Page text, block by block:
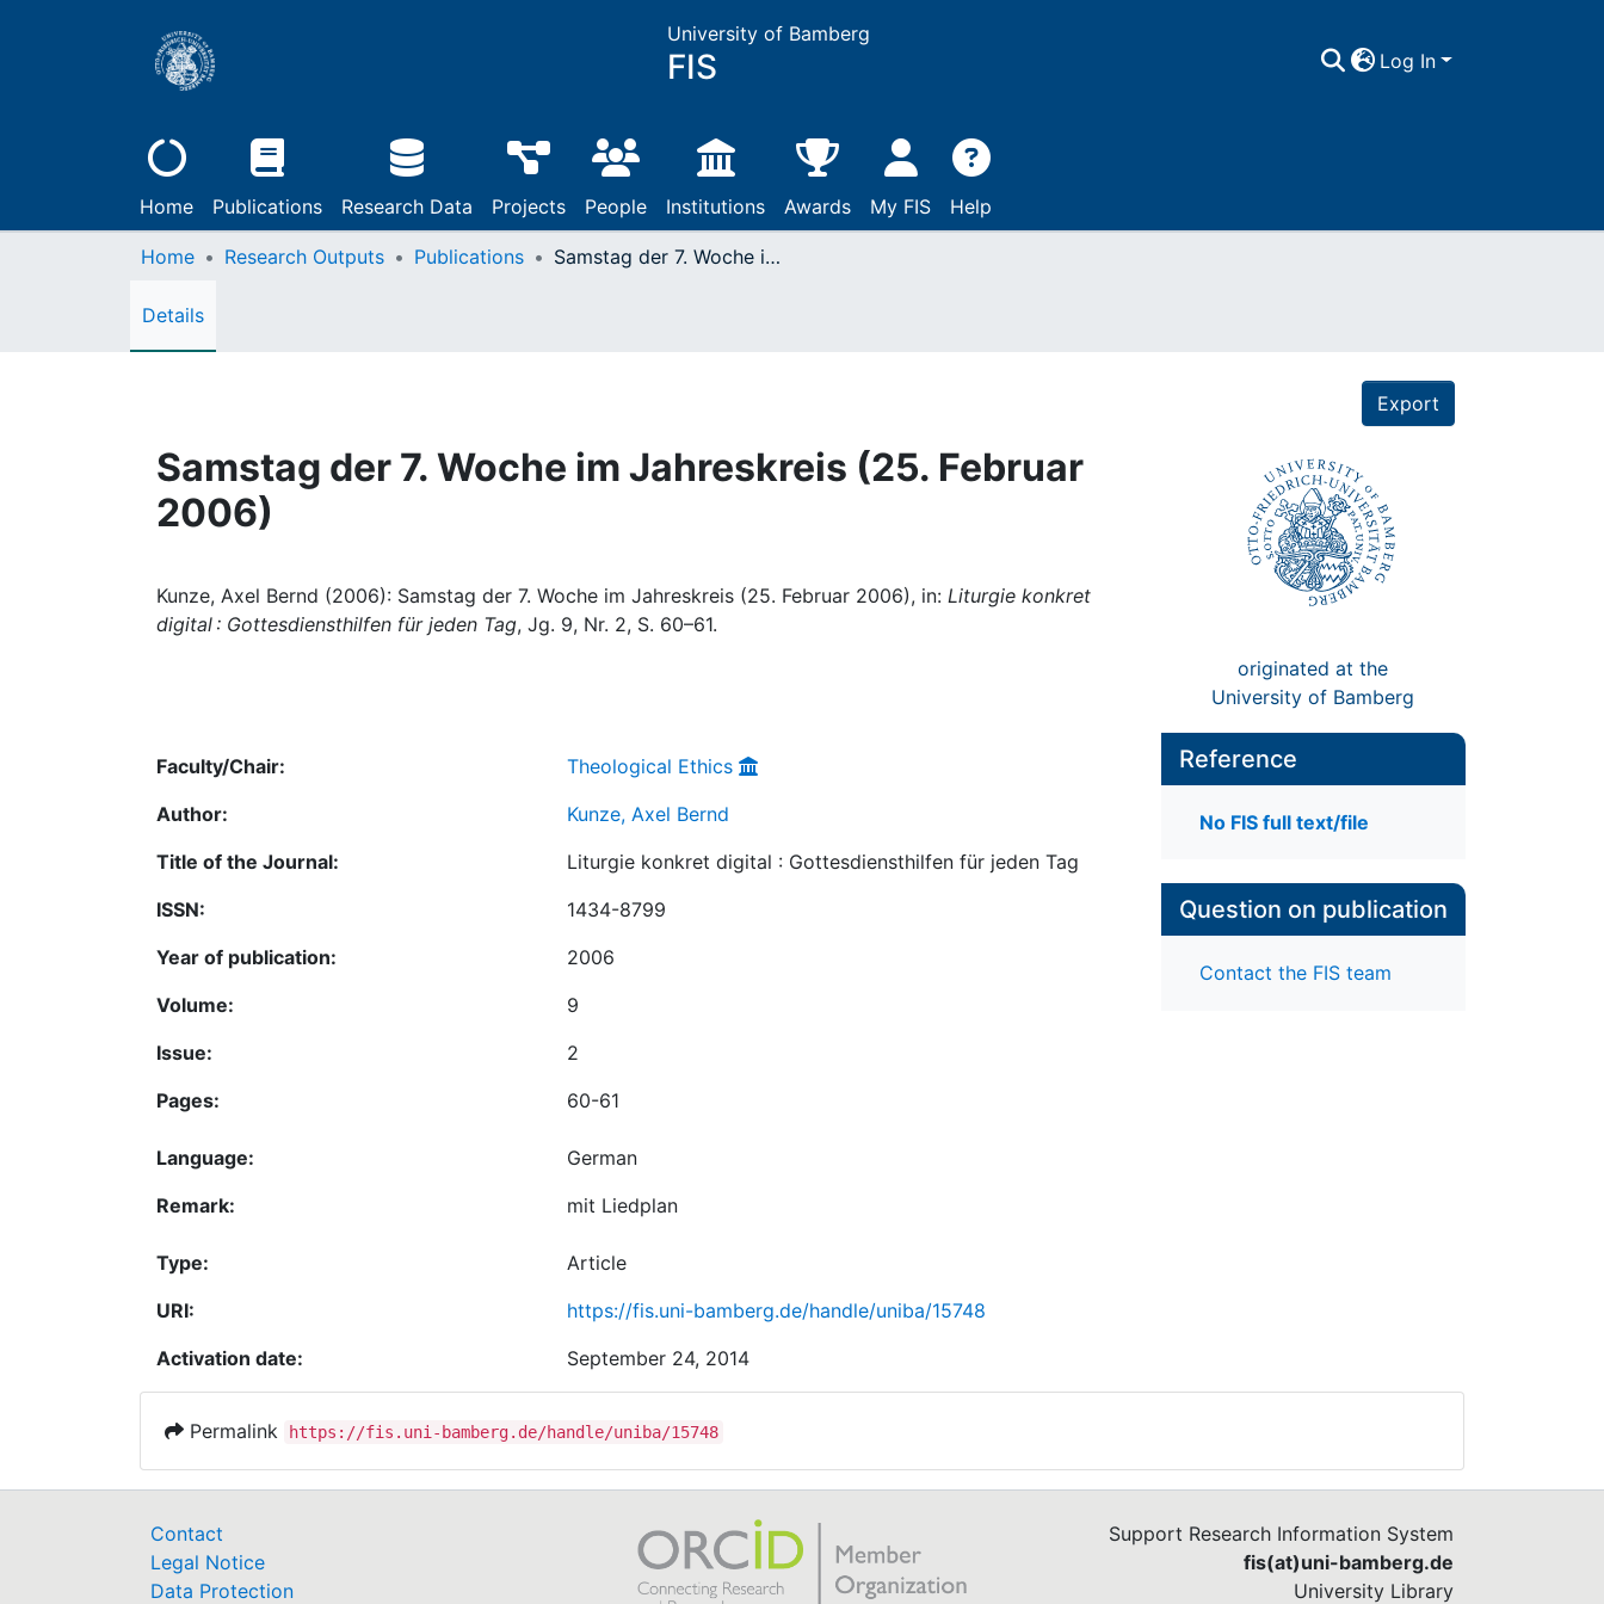
University of Bamberg
FIS Log In
Home Publications Research Data Projects People Institutions Awards My FIS Help
Home Research Outputs Publications Samstag der 7. Woche im Jahreskreis (25. Februar 2006)
Details
Export
Samstag der 7. Woche im Jahreskreis (25. Februar
2006)
Kunze, Axel Bernd (2006): Samstag der 7. Woche im Jahreskreis (25. Februar 2006), in: Liturgie konkret
digital : Gottesdiensthilfen für jeden Tag, Jg. 9, Nr. 2, S. 60–61.
originated at the
University of Bamberg
Faculty/Chair:
Theological Ethics
Author:
Kunze, Axel Bernd
Title of the Journal:
Liturgie konkret digital : Gottesdiensthilfen für jeden Tag
ISSN:
1434-8799
Year of publication:
2006
Volume:
9
Issue:
2
Pages:
60-61
Language:
German
Remark:
mit Liedplan
Type:
Article
URI:
https://fis.uni-bamberg.de/handle/uniba/15748
Activation date:
September 24, 2014
Reference
No FIS full text/file
Question on publication
Contact the FIS team
Permalink https://fis.uni-bamberg.de/handle/uniba/15748
Contact
Legal Notice
Data Protection
Support Research Information System
fis(at)uni-bamberg.de
University Library